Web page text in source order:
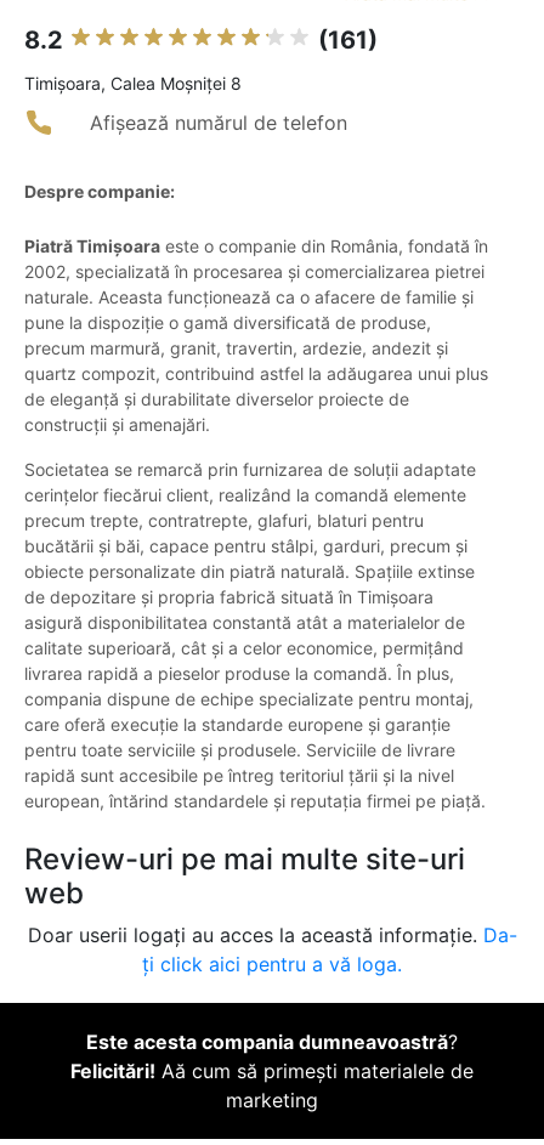
8.2 (161)
Timişoara, Calea Moşniţei 8
Afișează numărul de telefon
Despre companie:
Piatră Timișoara este o companie din România, fondată în
2002, specializată în procesarea și comercializarea pietrei
naturale. Aceasta funcționează ca o afacere de familie și
pune la dispoziție o gamă diversificată de produse,
precum marmură, granit, travertin, ardezie, andezit și
quartz compozit, contribuind astfel la adăugarea unui plus
de eleganță și durabilitate diverselor proiecte de
construcții și amenajări.
Societatea se remarcă prin furnizarea de soluții adaptate
cerințelor fiecărui client, realizând la comandă elemente
precum trepte, contratrepte, glafuri, blaturi pentru
bucătării și băi, capace pentru stâlpi, garduri, precum și
obiecte personalizate din piatră naturală. Spațiile extinse
de depozitare și propria fabrică situată în Timișoara
asigură disponibilitatea constantă atât a materialelor de
calitate superioară, cât și a celor economice, permițând
livrarea rapidă a pieselor produse la comandă. În plus,
compania dispune de echipe specializate pentru montaj,
care oferă execuție la standarde europene și garanție
pentru toate serviciile și produsele. Serviciile de livrare
rapidă sunt accesibile pe întreg teritoriul țării și la nivel
european, întărind standardele și reputația firmei pe piață.
Review-uri pe mai multe site-uri
web
Doar userii logați au acces la această informație. Da-
ți click aici pentru a vă loga.
Este acesta compania dumneavoastră?
Felicitări! Aă cum să primești materialele de
marketing